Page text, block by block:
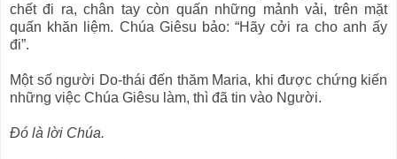
chết đi ra, chân tay còn quấn những mảnh vải, trên mặt
quấn khăn liệm. Chúa Giêsu bảo: “Hãy cởi ra cho anh ấy
đi”.
Một số người Do-thái đến thăm Maria, khi được chứng kiến
những việc Chúa Giêsu làm, thì đã tin vào Người.
Ðó là lời Chúa.